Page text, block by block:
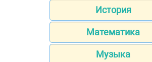
История
Математика
Музыка